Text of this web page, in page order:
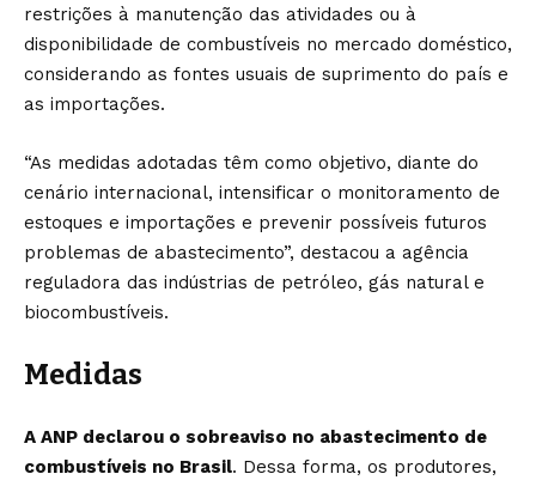
restrições à manutenção das atividades ou à
disponibilidade de combustíveis no mercado doméstico,
considerando as fontes usuais de suprimento do país e
as importações.
“As medidas adotadas têm como objetivo, diante do
cenário internacional, intensificar o monitoramento de
estoques e importações e prevenir possíveis futuros
problemas de abastecimento”, destacou a agência
reguladora das indústrias de petróleo, gás natural e
biocombustíveis.
Medidas
A ANP declarou o sobreaviso no abastecimento de
combustíveis no Brasil. Dessa forma, os produtores,